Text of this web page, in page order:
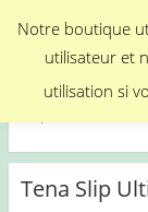
Menu
Medical
Tena Slip
Notre boutique
utilisateur et
utilisation si